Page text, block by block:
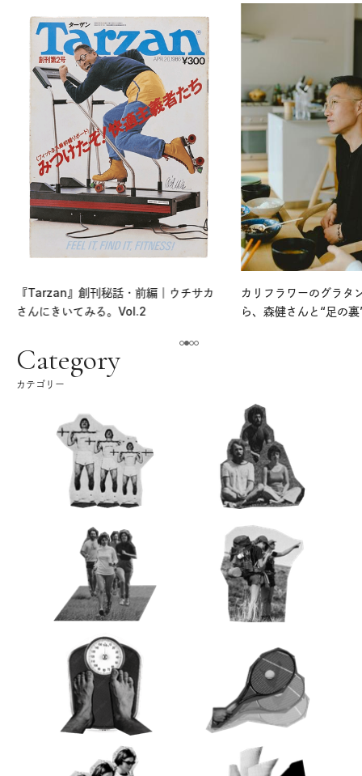
『Tarzan』創刊秘話・前編｜ウチサカ
さんにきいてみる。Vol.2
カリフラワーのグラタ
ら、森健さんと“足の
Category
カテゴリー